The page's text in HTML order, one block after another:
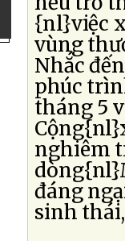
{nl}việc
vùng
Nhắc
phúc
tháng 5
nghiêm
đáng
sinh